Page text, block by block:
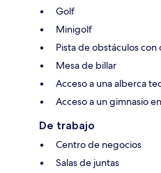
Golf
Minigolf
Pista de obstáculos con
Mesa de billar
Acceso a una alberca
Acceso a un gimnasio
De trabajo
Centro de negocios
Salas de juntas